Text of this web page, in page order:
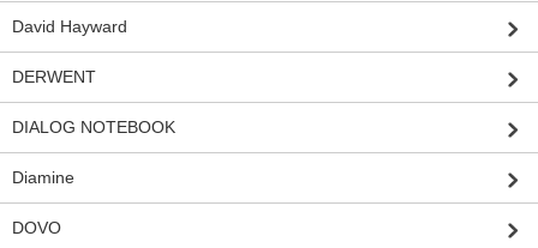
David Hayward
DERWENT
DIALOG NOTEBOOK
Diamine
DOVO